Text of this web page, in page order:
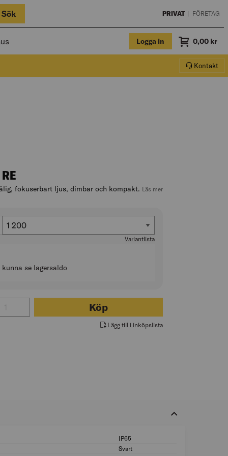
Sök PRIVAT FÖRETAG
Logga in Varukorg.
Summa
0,00 kr
Kontakt
fokuserbart ljus, dimbar och kompakt. Läs mer
Ljusflöde (lm)
1 200
Variantlista
se lagersaldo
för FICKLAMPA NIMBUS REKöp
Lägg till i inköpslista
IP65
Svart